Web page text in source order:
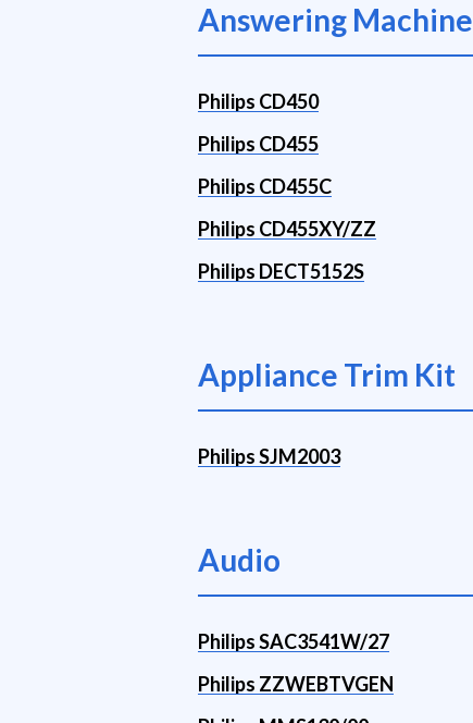
Answering Machine
Philips CD450
Philips CD455
Philips CD455C
Philips CD455XY/ZZ
Philips DECT5152S
Appliance Trim Kit
Philips SJM2003
Audio
Philips SAC3541W/27
Philips ZZWEBTVGEN